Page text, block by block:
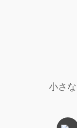
小さ